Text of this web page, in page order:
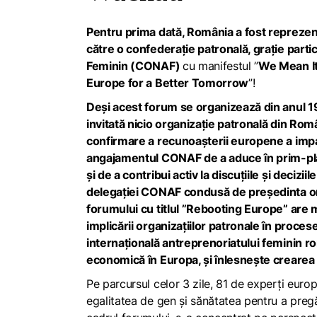
Pentru prima dată, România a fost
către o confederație patronală, grație
Feminin (CONAF) cu manifestul ”We Mean
Europe for a Better Tomorrow”!
Deși acest forum se organizează din anul
invitată nicio organizație patronală din
confirmare a recunoașterii europene a
angajamentul CONAF de a aduce în prim-
și de a contribui activ la discuțiile și
delegației CONAF condusă de președinta
forumului cu titlul ”Rebooting Europe”
implicării organizațiilor patronale în
internațională antreprenoriatului feminin
economică în Europa, și înlesnește
Pe parcursul celor 3 zile, 81 de experți
egalitatea de gen și sănătatea pentru a